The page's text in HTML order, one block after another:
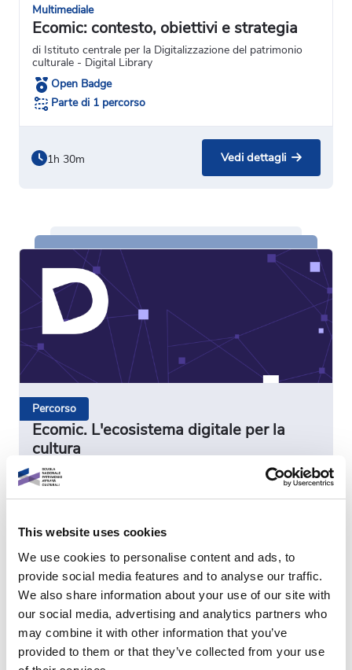
This website uses cookies
We use cookies to personalise content and ads, to
provide social media features and to analyse our traffic.
We also share information about your use of our site with
our social media, advertising and analytics partners who
may combine it with other information that you’ve
provided to them or that they’ve collected from your use
Multimediale
Ecomic: contesto, obiettivi e strategia
di Istituto centrale per la Digitalizzazione del patrimonio
culturale - Digital Library
Open Badge
Parte di 1 percorso
1h 30m Vedi dettagli
Percorso
Ecomic. L'ecosistema digitale per la
cultura